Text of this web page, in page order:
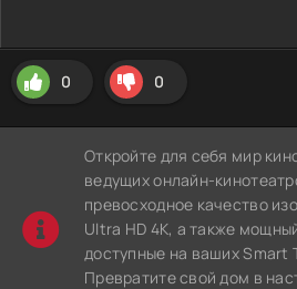
0 0
Откройте для себя мир
ведущих онлайн-
превосходное качество
Ultra HD 4K, а также мощный
доступные на ваших Smart
Превратите свой дом в